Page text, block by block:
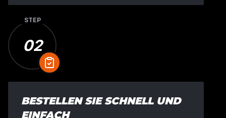
STEP
02
BESTELLEN SIE SCHNELL UND
EINFACH